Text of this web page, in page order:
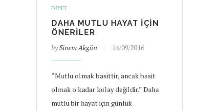
DIYET
DAHA MUTLU HAYAT IÇIN
ÖNERILER
bySinem Akgün 14/09/2016
“Mutlu olmak basittir, ancak basit
olmak o kadar kolay değildir.” Daha
mutlu bir hayat için günlük